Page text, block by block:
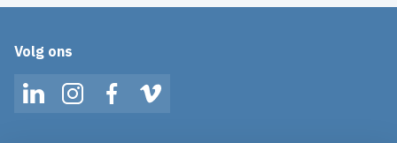
Volg ons
LinkedInInstagramFacebookVimeo